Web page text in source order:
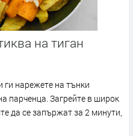
на тиган
ги нарежете на тънки
парченца. Загрейте в широк
да се запържат за 2 минути,